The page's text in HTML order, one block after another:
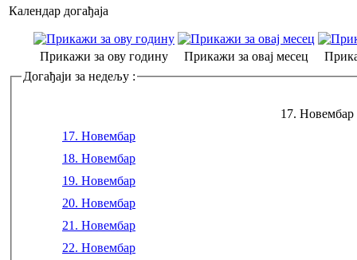
Календар догађаја
Прикажи за ову годину Прикажи за овај месец
Догађаји за недељу :
17. Новембар
17. Новембар
18. Новембар
19. Новембар
20. Новембар
21. Новембар
22. Новембар